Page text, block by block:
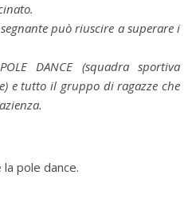
può riuscire a superare i
DANCE (squadra sportiva
e tutto il gruppo di ragazze che
la pole dance.